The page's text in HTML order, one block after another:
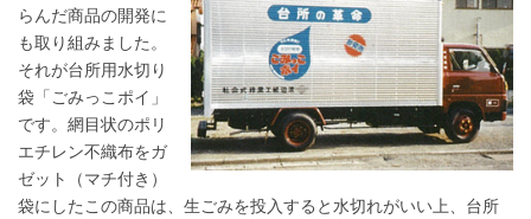
らんだ商品の開発に
も取り組みました。
それが台所用水切り
袋「ごみっこポイ」
です。網目状のポリ
エチレン不織布をガ
ゼット（マチ付き）
袋にしたこの商品は、生ごみを投入すると水切れがいい上、台所